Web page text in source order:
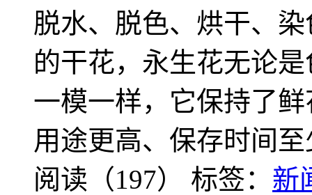
脱水、脱色、烘干、
的干花，永生花无论
一模一样，它保持了
用途更高、保存时间
阅读（197） 标签： 新